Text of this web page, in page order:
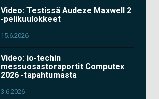
Video: Testissä Audeze Maxwell 2
-pelikuulokkeet
15.6.2026
Video: io-techin
messuosastoraportit Computex
2026 -tapahtumasta
3.6.2026